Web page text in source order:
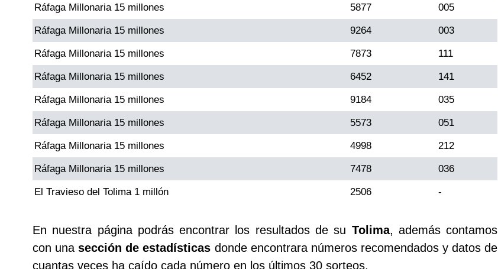
Pick 3 Día
Pick 3 Noche
Pick 4 Día
Pick 4 Noche
Pijao de Oro
Saman de la suerte
Sinuano Noche
Ráfaga Millonaria 15 millones 5877 005
Ráfaga Millonaria 15 millones 9264 003
Ráfaga Millonaria 15 millones 7873 111
Ráfaga Millonaria 15 millones 6452 141
Ráfaga Millonaria 15 millones 9184 035
Ráfaga Millonaria 15 millones 5573 051
Ráfaga Millonaria 15 millones 4998 212
Ráfaga Millonaria 15 millones 7478 036
El Travieso del Tolima 1 millón 2506 -
En nuestra página podrás encontrar los resultados de su Tolima, además contamos
con unasección de estadísticas donde encontrara números recomendados y datos de
cuantas veces ha caído cada número en los últimos 30 sorteos.